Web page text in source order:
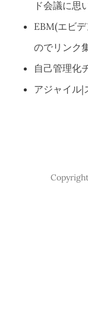
ド会議に思
EBM(エビ
のでリンク
自己管理化
アジャイル|